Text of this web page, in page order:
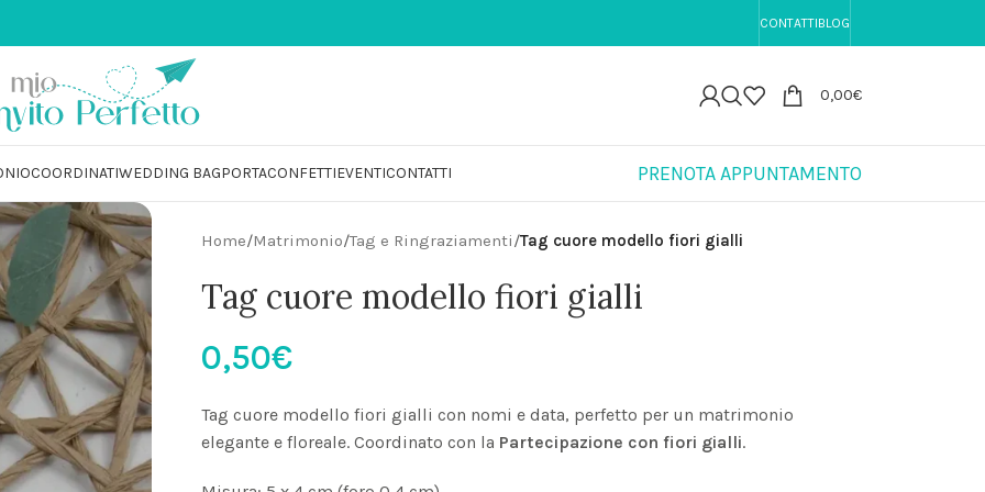
💌 PARTECIPAZIONI MATRIMONIO PERSONALIZZATE | 🚚 Spedizione 8,90€
CONTATTIBLOG
0,00€
COORDINATIWEDDING BAGPORTACONFETTIEVENTICONTATTI PRENOTA APPUNTAMENTO
Home/Matrimonio/Tag e Ringraziamenti/Tag cuore modello fiori gialli
Tag cuore modello fiori gialli
0,50€
Tag cuore modello fiori gialli con nomi e data, perfetto per un matrimonio
elegante e floreale. Coordinato con la Partecipazione con fiori gialli.